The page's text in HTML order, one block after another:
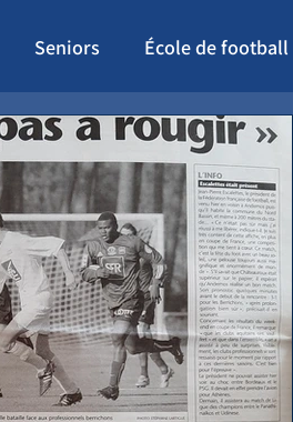
Seniors École de football
Histoire Coupe de France